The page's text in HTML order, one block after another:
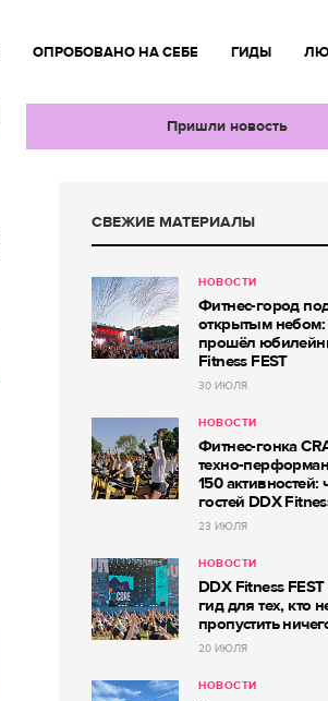
ОПРОБОВАНО НА СЕБЕ ГИДЫ
Пришли новость
СВЕЖИЕ МАТЕРИАЛЫ
НОВОСТИ
Фитнес-город
открытым небом:
прошёл
Fitness FEST
30 ИЮЛЯ
НОВОСТИ
Фитнес-гонка
техно-
150 активностей:
гостей DDX
23 ИЮЛЯ
НОВОСТИ
DDX Fitness
гид для тех, кто
пропустить
20 ИЮЛЯ
НОВОСТИ